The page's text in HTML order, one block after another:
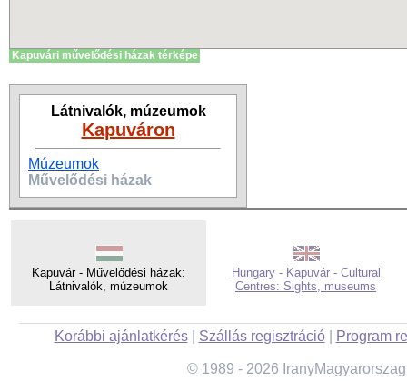
Kapuvári művelődési házak térképe
Látnivalók, múzeumok
Kapuváron
Múzeumok
Művelődési házak
Kapuvár - Művelődési házak:
Látnivalók, múzeumok
Hungary - Kapuvár - Cultural
Centres: Sights, museums
Korábbi ajánlatkérés| Szállás regisztráció| Program
© 1989 - 2026